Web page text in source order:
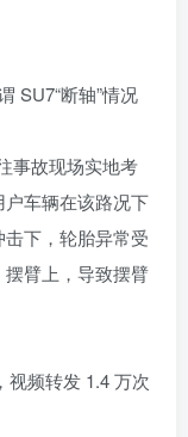
SU7“断轴”情况
事故现场实地考
车辆在该路况下
下，轮胎异常受
臂上，导致摆臂
视频转发 1.4 万次